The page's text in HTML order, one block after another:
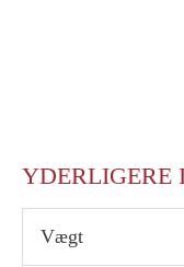
YDERLIGERE
Vægt